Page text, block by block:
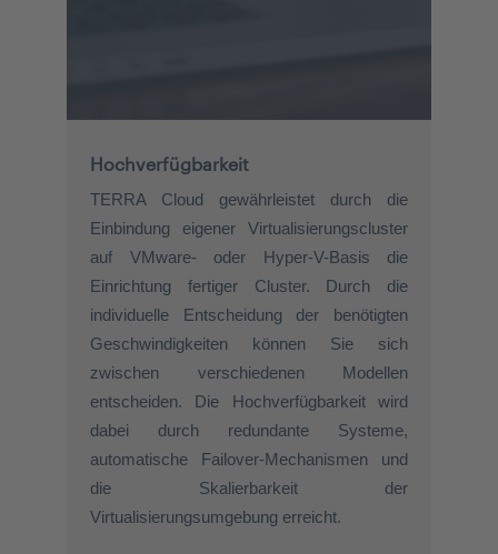
Hochverfügbarkeit
TERRA Cloud gewährleistet durch die
Einbindung eigener Virtualisierungscluster
auf VMware- oder Hyper-V-Basis die
Einrichtung fertiger Cluster. Durch die
individuelle Entscheidung der benötigten
Geschwindigkeiten können Sie sich
zwischen verschiedenen Modellen
entscheiden. Die Hochverfügbarkeit wird
dabei durch redundante Systeme,
automatische Failover-Mechanismen und
die Skalierbarkeit der
Virtualisierungsumgebung erreicht.